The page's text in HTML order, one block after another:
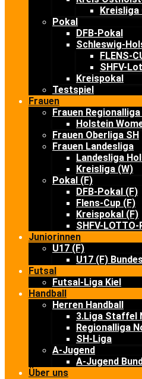
Kreisliga
Pokal
DFB-Pokal
Schleswig-
FLENS-
SHFV-
Kreispokal
Testspiel
Frauen
Frauen
Holstein
Frauen Oberliga SH
Frauen Landesliga
Landesliga
Kreisliga (W)
Pokal (F)
DFB-Pokal (F)
Flens-Cup (F)
Kreispokal (F)
SHFV-
Juniorinnen
U17 (F)
U17 (F)
Futsal
Futsal-Liga Kiel
Handball
Herren Handball
3.Liga Staffel
Regionalliga
SH-Liga
A-Jugend
A-Jugend
Über uns